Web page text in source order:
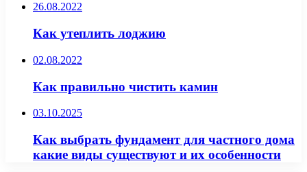
26.08.2022
Как утеплить лоджию
02.08.2022
Как правильно чистить камин
03.10.2025
Как выбрать фундамент для частного дома
какие виды существуют и их особенности